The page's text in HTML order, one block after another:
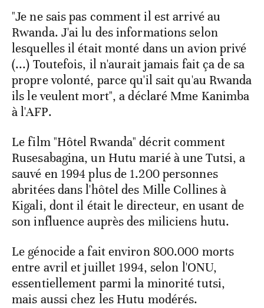
"Je ne sais pas comment il est arrivé au
Rwanda. J'ai lu des informations selon
lesquelles il était monté dans un avion privé
(...) Toutefois, il n'aurait jamais fait ça de sa
propre volonté, parce qu'il sait qu'au Rwanda
ils le veulent mort", a déclaré Mme Kanimba
à l'AFP.
Le film "Hôtel Rwanda" décrit comment
Rusesabagina, un Hutu marié à une Tutsi, a
sauvé en 1994 plus de 1.200 personnes
abritées dans l'hôtel des Mille Collines à
Kigali, dont il était le directeur, en usant de
son influence auprès des miliciens hutu.
Le génocide a fait environ 800.000 morts
entre avril et juillet 1994, selon l'ONU,
essentiellement parmi la minorité tutsi,
mais aussi chez les Hutu modérés.